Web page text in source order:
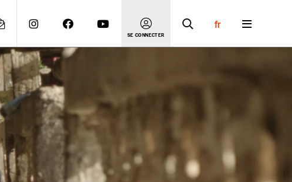
SE CONNECTER
fr